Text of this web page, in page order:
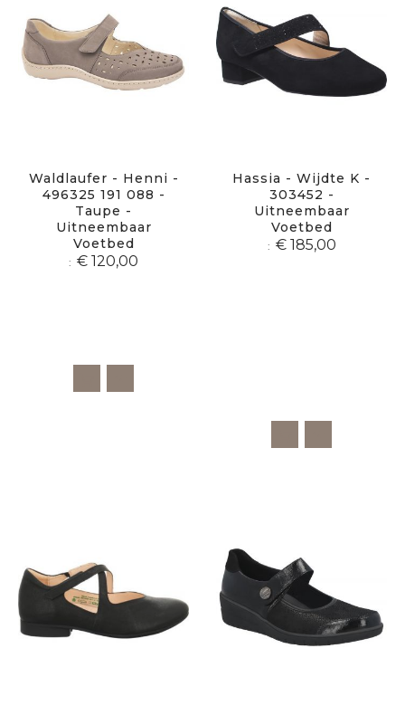
Waldlaufer - Henni -
496325 191 088 -
Taupe -
Uitneembaar
Voetbed
€ 120,00
Hassia - Wijdte K -
303452 -
Uitneembaar
Voetbed
€ 185,00